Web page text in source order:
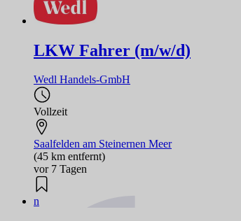
LKW Fahrer (m/w/d)
Wedl Handels-GmbH
Vollzeit
Saalfelden am Steinernen Meer
(45 km entfernt)
vor 7 Tagen
n